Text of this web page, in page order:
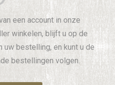
een account in onze
winkelen, blijft u op de
uw bestelling, en kunt u de
bestellingen volgen.